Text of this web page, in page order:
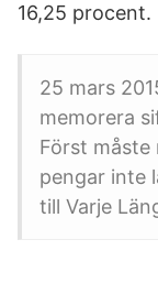
16,25 procent.
25 mars
memorera
Först måste
pengar inte
till Varje